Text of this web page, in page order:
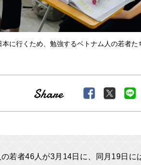
本に行くため、勉強するベトナム人の若者
若者46人が3月14日に、同月19日に